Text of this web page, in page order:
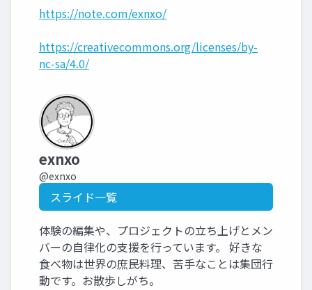
https://note.com/exnxo/
https://creativecommons.org/licenses/by-
nc-sa/4.0/
exnxo
@exnxo
スライド一覧
体験の編集や、プロジェクトの立ち上げとメン
バーの自律化の支援を行っています。 好きな
食べ物は世界の庶民料理、苦手なことは集団行
動です。お散歩しがち。